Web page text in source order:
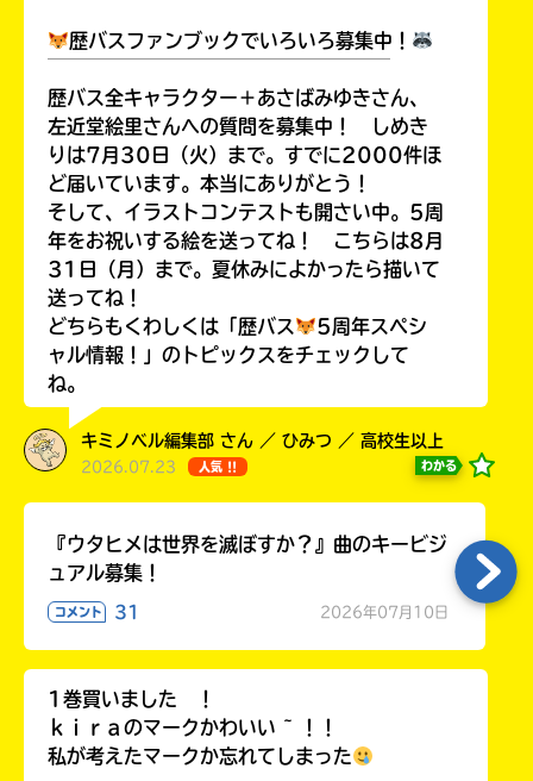
Loading.. .
歴バスファンブックでいろいろ募集中！
歴バス全キャラクター＋あさばみゆきさん、
左近堂絵里さんへの質問を募集中！ しめき
りは7月30日（火）まで。すでに2000件ほ
ど届いています。本当にありがとう！
そして、イラストコンテストも開さい中。5周
年をお祝いする絵を送ってね！ こちらは8月
31日（月）まで。夏休みによかったら描いて
送ってね！
どちらもくわしくは「歴バス
5周年スペシ
ャル情報！」のトピックスをチェックして
ね。
キミノベル編集部 さん ／ ひみつ ／ 高校生以上
2026.07.23 人気 !! わかる
『ウタヒメは世界を滅ぼすか？』曲のキービジ
ュアル募集！
コメント 31 2026年07月10日
1巻買いました ！
ｋｉｒａのマークかわいい ~ ！！
私が考えたマークか忘れてしまった
内
ラ
も
う